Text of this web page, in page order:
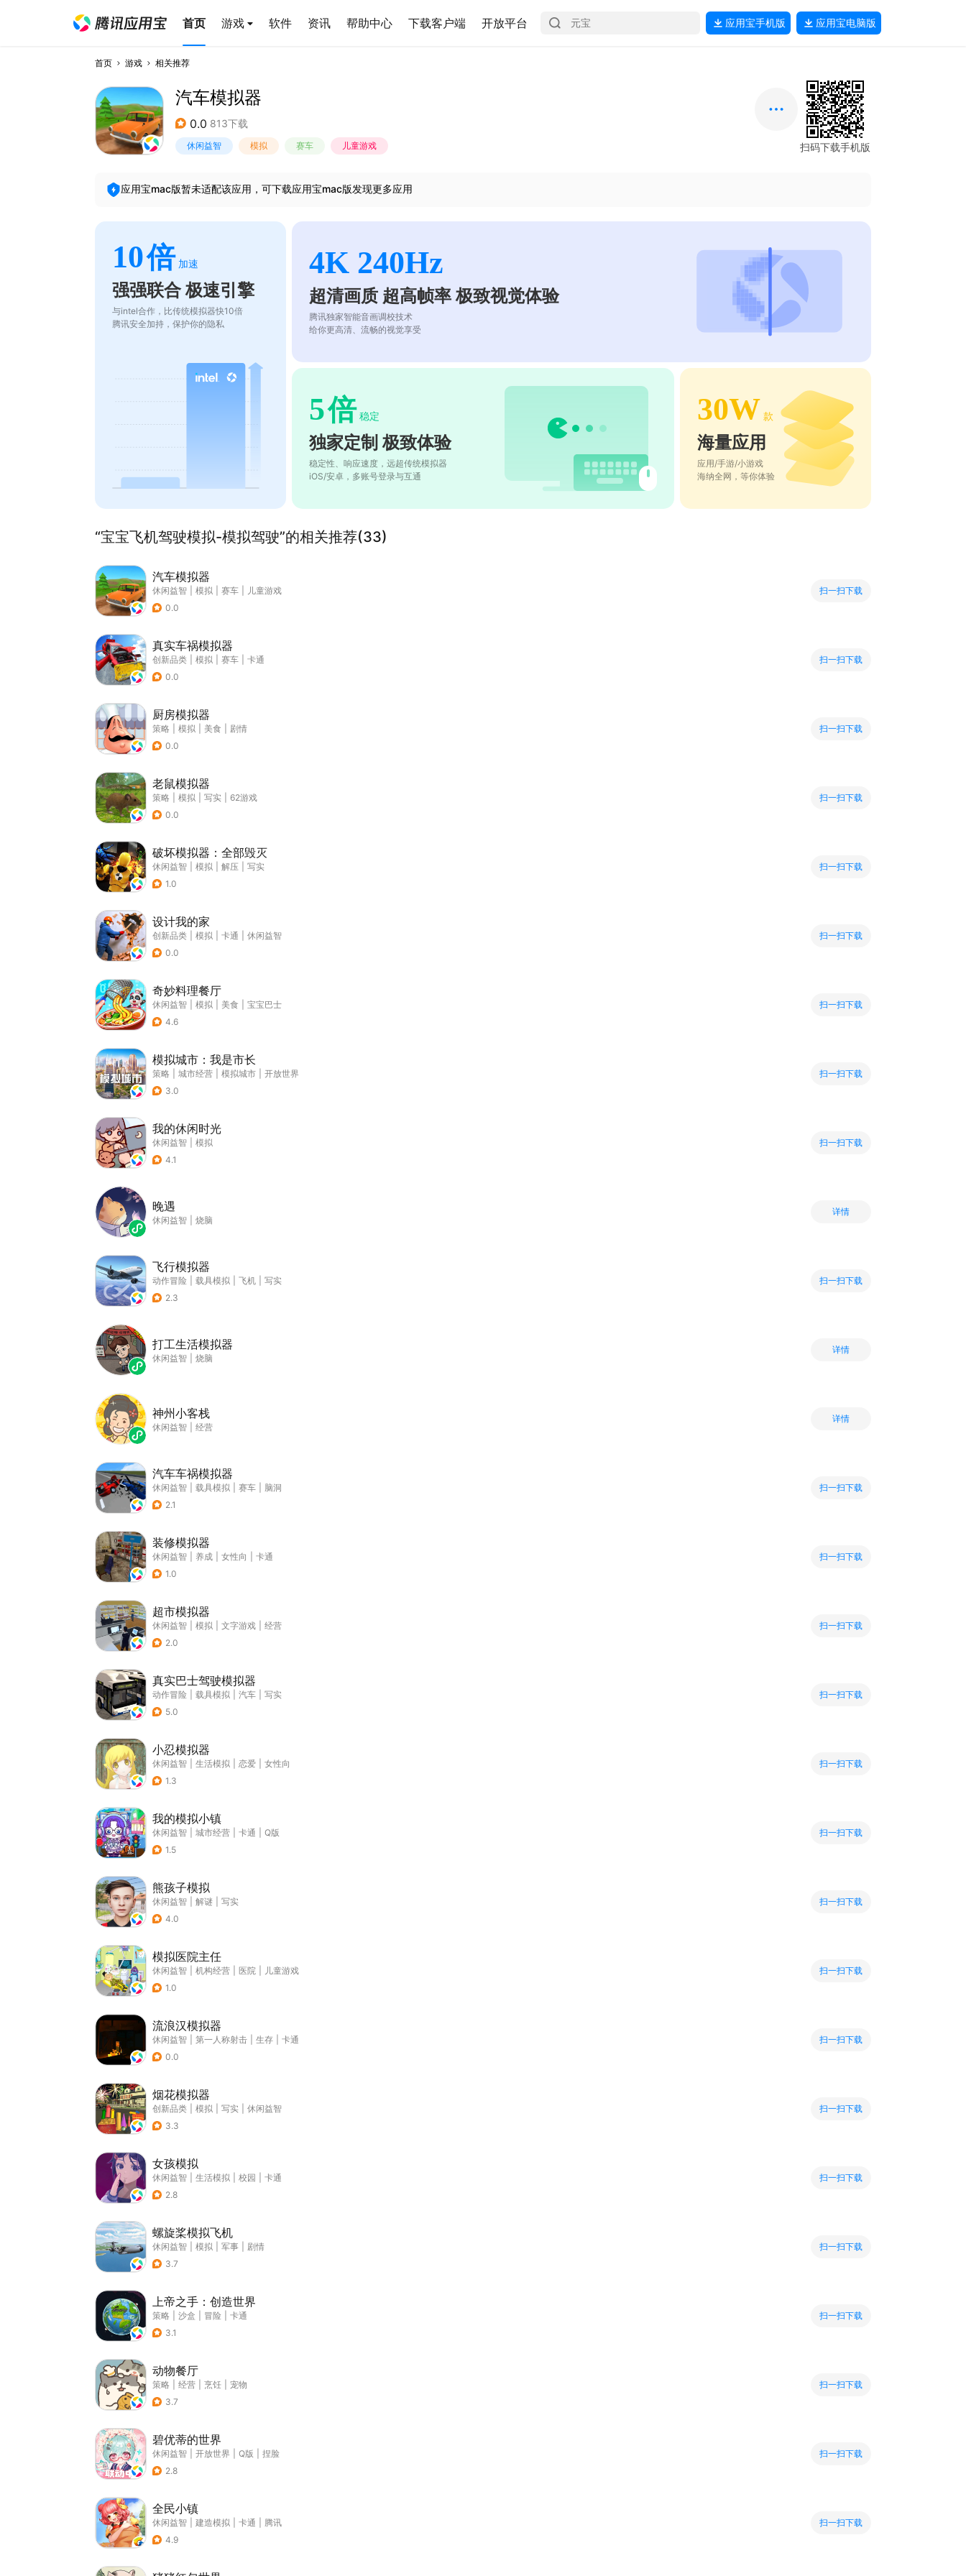
首页 游戏 软件 资讯 帮助中心 下载客户端 开放平台 应用宝手机版 应用宝电脑版
首页 游戏 相关推荐
汽车模拟器
0.0 813下载
休闲益智 模拟 赛车 儿童游戏 扫码下载手机版
应用宝mac版暂未适配该应用，可下载应用宝mac版发现更多应用
10倍 加速
强强联合 极速引擎
与intel合作，比传统模拟器快10倍
腾讯安全加持，保护你的隐私
4K 240Hz
超清画质 超高帧率 极致视觉体验
腾讯独家智能音画调校技术
给你更高清、流畅的视觉享受
5倍 稳定
独家定制 极致体验
稳定性、响应速度，远超传统模拟器
iOS/安卓，多账号登录与互通
30W 款
海量应用
应用/手游/小游戏
海纳全网，等你体验
“宝宝飞机驾驶模拟-模拟驾驶”的相关推荐(33)
汽车模拟器
休闲益智 模拟 赛车
儿童游戏
0.0
扫一扫下载
真实车祸模拟器
创新品类 模拟 赛车
卡通
0.0
扫一扫下载
厨房模拟器
策略 模拟 美食
剧情
0.0
扫一扫下载
老鼠模拟器
策略 模拟 写实
62游戏
0.0
扫一扫下载
破坏模拟器：全部毁灭
休闲益智 模拟 解压
写实
1.0
扫一扫下载
设计我的家
创新品类 模拟 卡通
休闲益智
0.0
扫一扫下载
奇妙料理餐厅
休闲益智 模拟 美食
宝宝巴士
4.6
扫一扫下载
模拟城市：我是市长
策略 城市经营 模拟城市
开放世界
3.0
扫一扫下载
我的休闲时光
休闲益智
模拟
4.1
扫一扫下载
晚遇
休闲益智 烧脑
详情
飞行模拟器
动作冒险 载具模拟 飞机
写实
2.3
扫一扫下载
打工生活模拟器
休闲益智 烧脑
详情
神州小客栈
休闲益智 经营
详情
汽车车祸模拟器
休闲益智 载具模拟 赛车
脑洞
2.1
扫一扫下载
装修模拟器
休闲益智 养成 女性向
卡通
1.0
扫一扫下载
超市模拟器
休闲益智 模拟 文字游戏
经营
2.0
扫一扫下载
真实巴士驾驶模拟器
动作冒险 载具模拟 汽车
写实
5.0
扫一扫下载
小忍模拟器
休闲益智 生活模拟 恋爱
女性向
1.3
扫一扫下载
我的模拟小镇
休闲益智 城市经营 卡通
Q版
1.5
扫一扫下载
熊孩子模拟
休闲益智 解谜
写实
4.0
扫一扫下载
模拟医院主任
休闲益智 机构经营 医院
儿童游戏
1.0
扫一扫下载
流浪汉模拟器
休闲益智 第一人称射击 生存
卡通
0.0
扫一扫下载
烟花模拟器
创新品类 模拟 写实
休闲益智
3.3
扫一扫下载
女孩模拟
休闲益智 生活模拟 校园
卡通
2.8
扫一扫下载
螺旋桨模拟飞机
休闲益智 模拟 军事
剧情
3.7
扫一扫下载
上帝之手：创造世界
策略 沙盒 冒险
卡通
3.1
扫一扫下载
动物餐厅
策略 经营 烹饪
宠物
3.7
扫一扫下载
碧优蒂的世界
休闲益智 开放世界 Q版
捏脸
2.8
扫一扫下载
全民小镇
休闲益智 建造模拟 卡通
腾讯
4.9
扫一扫下载